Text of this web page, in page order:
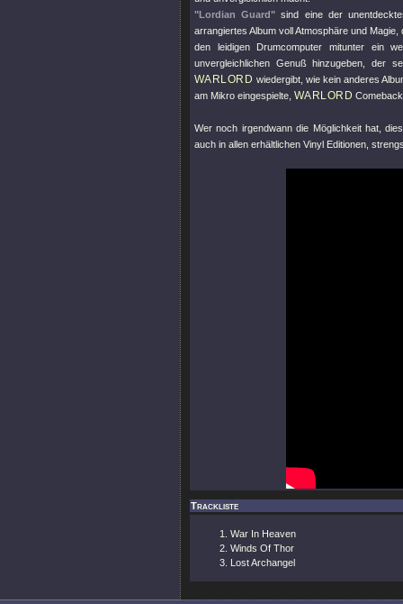
"Lordian Guard" sind eine der
arrangiertes Album voll Atmosphäre und
den leidigen Drumcomputer mitunter ein
unvergleichlichen Genuß hinzugeben, der
WARLORD wiedergibt, wie kein anderes
am Mikro eingespielte, WARLORD
Wer noch irgendwann die Möglichkeit hat,
auch in allen erhältlichen Vinyl Editionen,
Trackliste
War In Heaven
Winds Of Thor
Lost Archangel